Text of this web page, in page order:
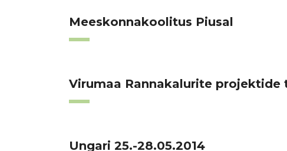
Meeskonnakoolitus Piusal
Virumaa Rannakalurite projektide
Ungari 25.-28.05.2014